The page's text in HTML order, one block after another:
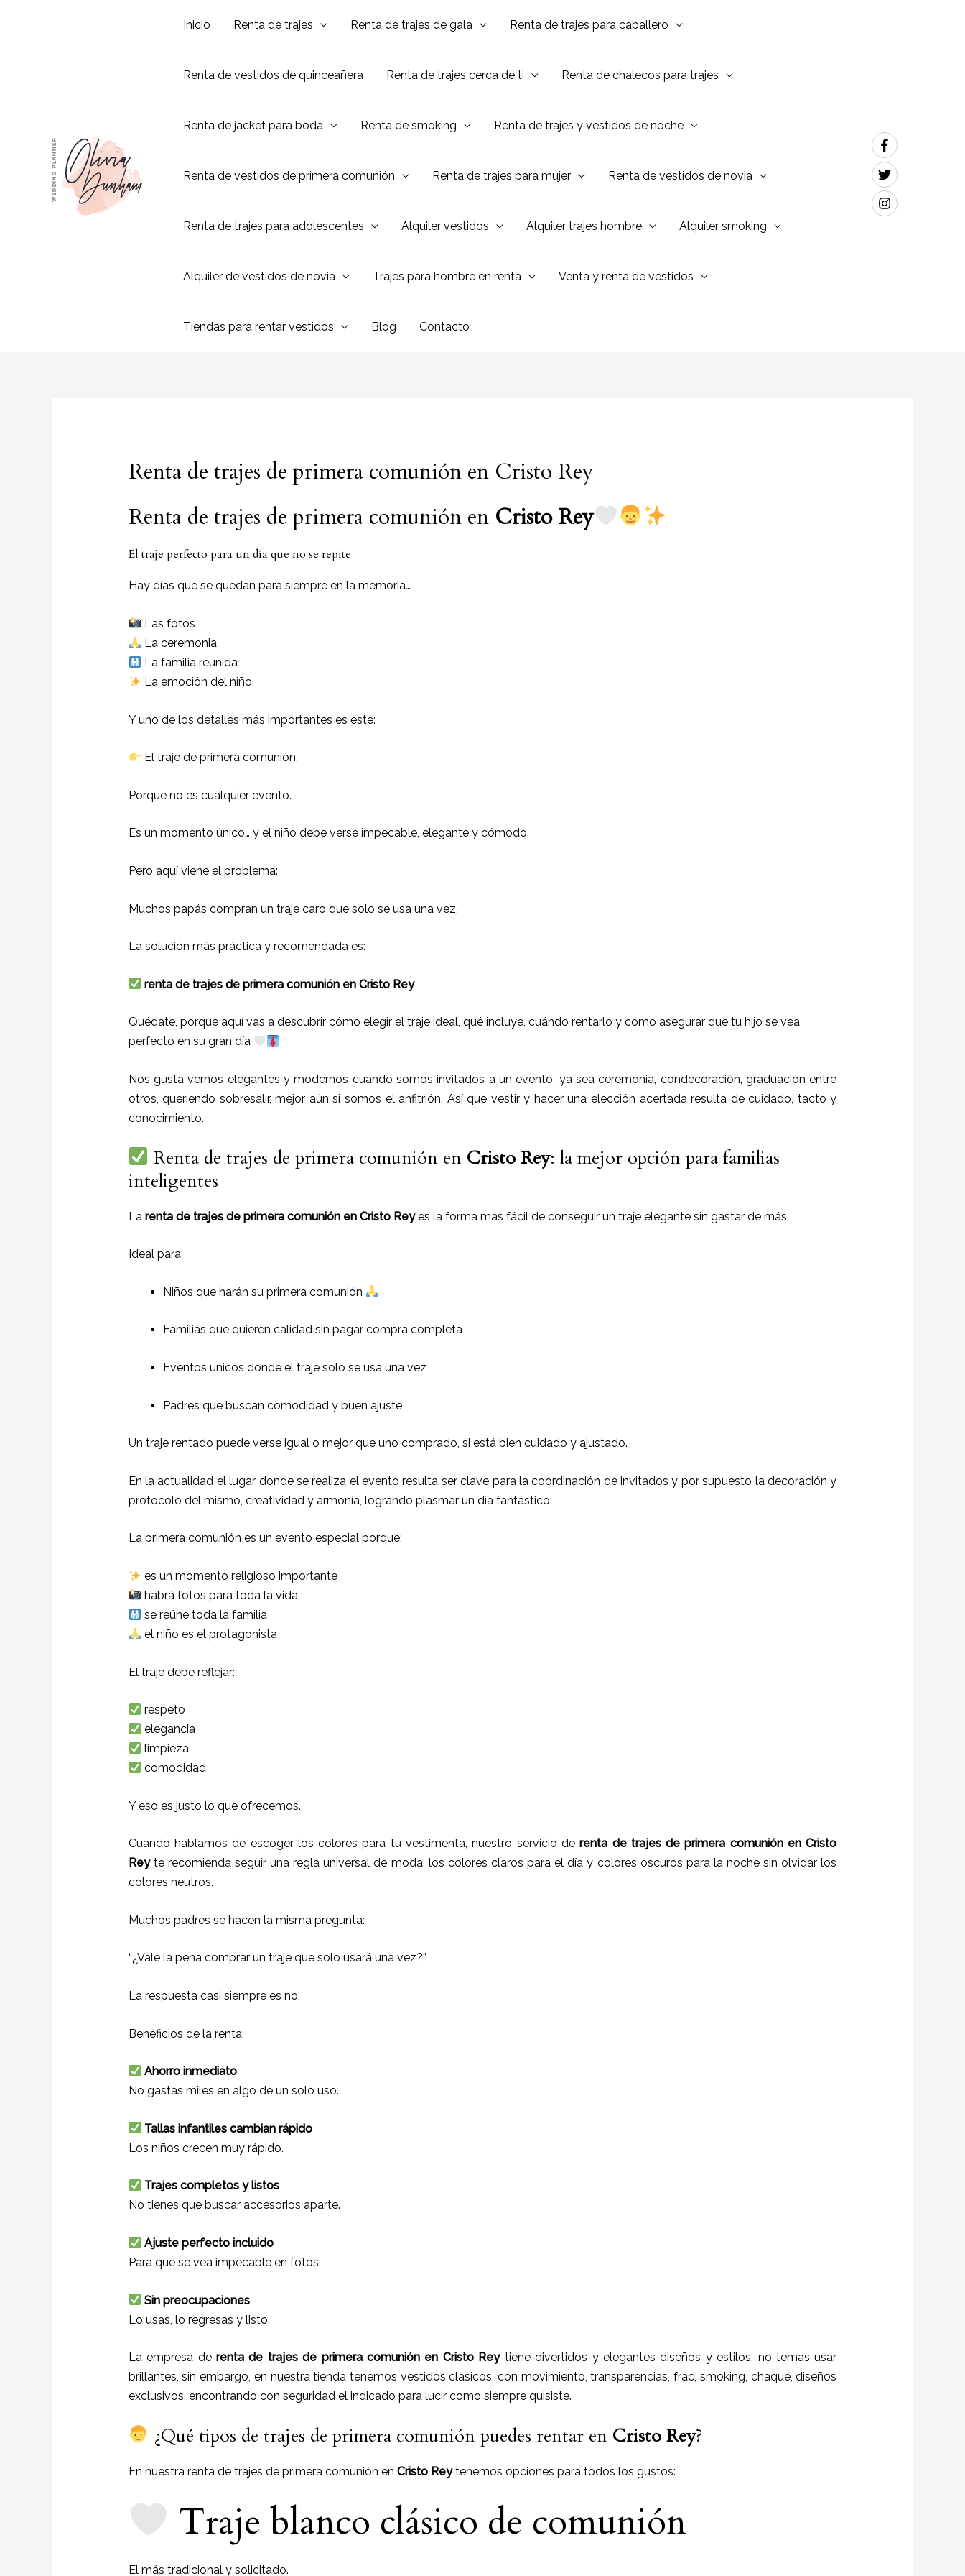
Inicio Renta de trajes Renta de trajes de gala Renta de trajes para caballero
Renta de vestidos de quinceañera Renta de trajes cerca de ti Renta de chalecos para trajes
Renta de jacket para boda Renta de smoking Renta de trajes y vestidos de noche
Renta de vestidos de primera comunión Renta de trajes para mujer Renta de vestidos de novia
Renta de trajes para adolescentes Alquiler vestidos Alquiler trajes hombre Alquiler smoking
Alquiler de vestidos de novia Trajes para hombre en renta Venta y renta de vestidos
Tiendas para rentar vestidos Blog Contacto
Renta de trajes de primera comunión en Cristo Rey
Renta de trajes de primera comunión en Cristo Rey
El traje perfecto para un día que no se repite
Hay días que se quedan para siempre en la memoria…
Las fotos
La ceremonia
La familia reunida
La emoción del niño
Y uno de los detalles más importantes es este:
El traje de primera comunión.
Porque no es cualquier evento.
Es un momento único… y el niño debe verse impecable, elegante y cómodo.
Pero aquí viene el problema:
Muchos papás compran un traje caro que solo se usa una vez.
La solución más práctica y recomendada es:
renta de trajes de primera comunión en Cristo Rey
Quédate, porque aquí vas a descubrir cómo elegir el traje ideal, qué incluye, cuándo rentarlo y cómo asegurar que tu hijo se vea
perfecto en su gran día
Nos gusta vernos elegantes y modernos cuando somos invitados a un evento, ya sea ceremonia, condecoración, graduación entre
otros, queriendo sobresalir, mejor aún si somos el anfitrión. Así que vestir y hacer una elección acertada resulta de cuidado, tacto y
conocimiento.
Renta de trajes de primera comunión en Cristo Rey: la mejor opción para familias
inteligentes
La renta de trajes de primera comunión en Cristo Reyes la forma más fácil de conseguir un traje elegante sin gastar de más.
Ideal para:
Niños que harán su primera comunión
Familias que quieren calidad sin pagar compra completa
Eventos únicos donde el traje solo se usa una vez
Padres que buscan comodidad y buen ajuste
Un traje rentado puede verse igual o mejor que uno comprado, si está bien cuidado y ajustado.
En la actualidad el lugar donde se realiza el evento resulta ser clave para la coordinación de invitados y por supuesto la decoración y
protocolo del mismo, creatividad y armonía, logrando plasmar un día fantástico.
La primera comunión es un evento especial porque:
es un momento religioso importante
habrá fotos para toda la vida
se reúne toda la familia
el niño es el protagonista
El traje debe reflejar:
respeto
elegancia
limpieza
comodidad
Y eso es justo lo que ofrecemos.
Cuando hablamos de escoger los colores para tu vestimenta, nuestro servicio derenta de trajes de primera comunión enCristo
Reyte recomienda seguir una regla universal de moda, los colores claros para el día y colores oscuros para la noche sin olvidar los
colores neutros.
Muchos padres se hacen la misma pregunta:
“¿Vale la pena comprar un traje que solo usará una vez?”
La respuesta casi siempre es no.
Beneficios de la renta:
Ahorro inmediato
No gastas miles en algo de un solo uso.
Tallas infantiles cambian rápido
Los niños crecen muy rápido.
Trajes completos y listos
No tienes que buscar accesorios aparte.
Ajuste perfecto incluido
Para que se vea impecable en fotos.
Sin preocupaciones
Lo usas, lo regresas y listo.
La empresa de renta de trajes de primera comunión en Cristo Rey tiene divertidos y elegantes diseños y estilos, no temas usar
brillantes, sin embargo, en nuestra tienda tenemos vestidos clásicos, con movimiento, transparencias, frac, smoking, chaqué, diseños
exclusivos, encontrando con seguridad el indicado para lucir como siempre quisiste.
¿Qué tipos de trajes de primera comunión puedes rentar en Cristo Rey?
En nuestra renta de trajes de primera comunión en Cristo Reytenemos opciones para todos los gustos:
Traje blanco clásico de comunión
El más tradicional y solicitado.